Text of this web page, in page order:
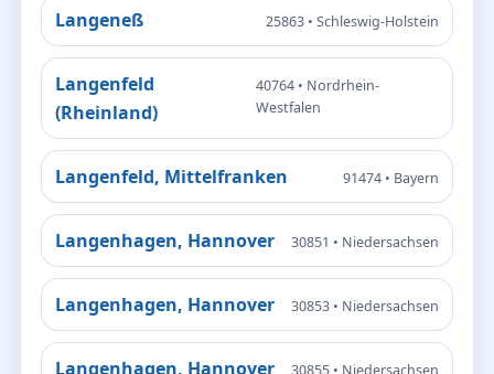
Langeneß 25863 • Schleswig-Holstein
Langenfeld
(Rheinland)
40764 • Nordrhein-
Westfalen
Langenfeld, Mittelfranken 91474 • Bayern
Langenhagen, Hannover 30851 • Niedersachsen
Langenhagen, Hannover 30853 • Niedersachsen
Langenhagen, Hannover 30855 • Niedersachsen